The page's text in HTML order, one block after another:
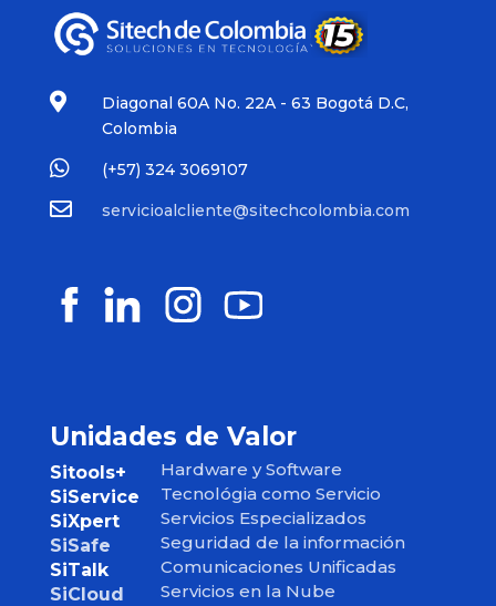

Diagonal 60A No. 22A - 63 Bogotá D.C,
Colombia
 (+57) 324 3069107
 servicioalcliente@sitechcolombia.com
Unidades de Valor
Sitools+
SiService
SiXpert
SiSafe
SiTalk
SiCloud
Hardware y Software
Tecnológia como Servicio
Servicios Especializados
Seguridad de la información
Comunicaciones Unificadas
Servicios en la Nube